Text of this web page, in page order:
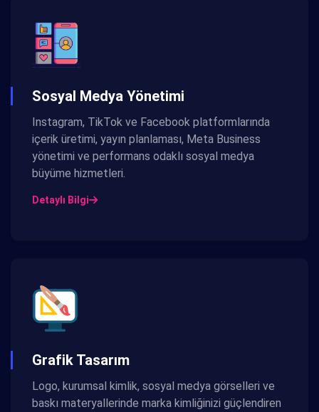
Sosyal Medya Yönetimi
Instagram, TikTok ve Facebook platformlarında
içerik üretimi, yayın planlaması, Meta Business
yönetimi ve performans odaklı sosyal medya
büyüme hizmetleri.
Detaylı Bilgi
Grafik Tasarım
Logo, kurumsal kimlik, sosyal medya görselleri ve
baskı materyallerinde marka kimliğinizi güçlendiren